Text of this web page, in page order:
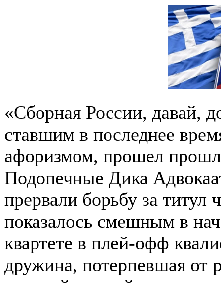
«Сборная России, давай,
ставшим в последнее
афоризмом, прошел
Подопечные Дика
прервали борьбу за
показалось смешным в
квартете в плей-офф
дружина, потерпевшая от